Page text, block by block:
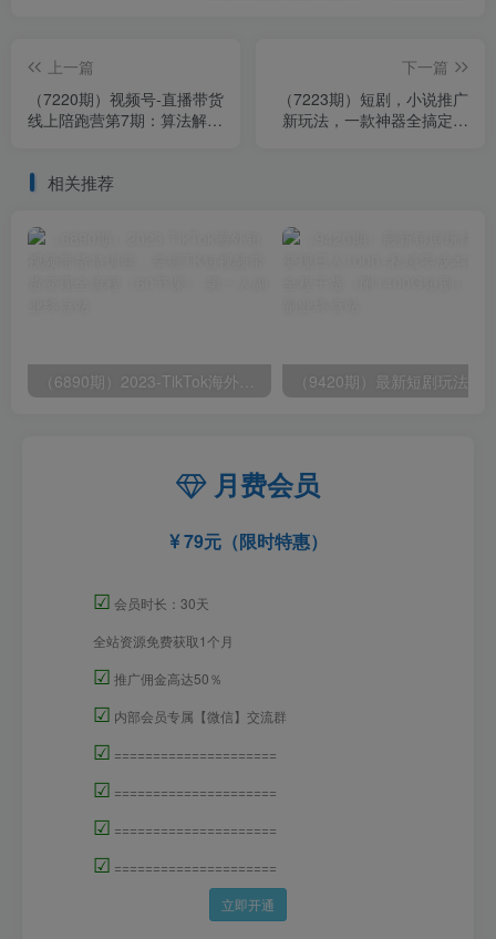
上一篇
（7220期）视频号-直播带货
线上陪跑营第7期：算法解
下一篇
（7223期）短剧，小说推广
新玩法，一款神器全搞定，
相关推荐
月费会员
79元（限时特惠）
☑ 会员时长：30天
全站资源免费获取1个月
☑ 推广佣金高达50％
☑ 内部会员专属【微信】交流群
☑ =====================
☑ =====================
☑ =====================
☑ =====================
立即开通